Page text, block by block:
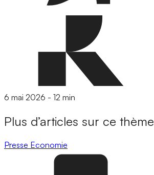
6 mai 2026 - 12 min
Plus d’articles sur ce thème
Presse Economie